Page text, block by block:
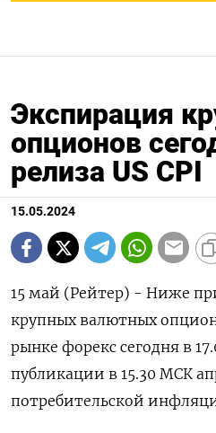
Экспирация
опционов
релиза US CPI
15.05.2024
15 май (Рейтер) - Ниже
крупных валютных
рынке форекс сегодня в
публикации в 15.30 МСК
потребительской